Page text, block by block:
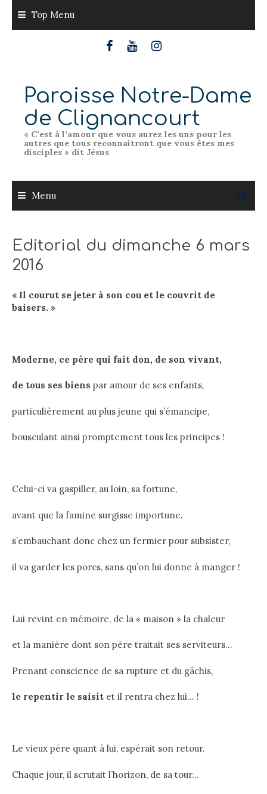
content
Top Menu
Paroisse Notre-Dame
de Clignancourt
« C’est à l’amour que vous aurez les uns pour les
autres que tous reconnaîtront que vous êtes mes
disciples » dit Jésus
Menu
Editorial du dimanche 6 mars
2016
« Il courut se jeter à son cou et le couvrit de
baisers. »
Moderne, ce père qui fait don, de son vivant,
de tous ses biens par amour de ses enfants,
particulièrement au plus jeune qui s’émancipe,
bousculant ainsi promptement tous les principes !
Celui-ci va gaspiller, au loin, sa fortune,
avant que la famine surgisse importune.
s’embauchant donc chez un fermier pour subsister,
il va garder les porcs, sans qu’on lui donne à manger !
Lui revint en mémoire, de la « maison » la chaleur
et la manière dont son père traitait ses serviteurs…
Prenant conscience de sa rupture et du gâchis,
le repentir le saisit et il rentra chez lui… !
Le vieux père quant à lui, espérait son retour.
Chaque jour, il scrutait l’horizon, de sa tour…